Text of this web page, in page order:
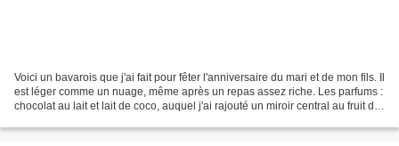
Voici un bavarois que j'ai fait pour fêter l'anniversaire du mari et de mon fils. Il
est léger comme un nuage, même après un repas assez riche. Les parfums :
chocolat au lait et lait de coco, auquel j'ai rajouté un miroir central au fruit de